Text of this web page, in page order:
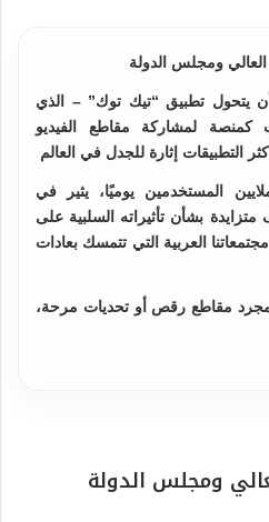
العالي ومجلس الدولة
يتحول تطبيق “تيك توك” – الذي
كمنصة لمشاركة مقاطع الفيديو
التطبيقات إثارة للجدل في العالم
المستخدمين يوميًا، يثير في
بشأن تأثيراته السلبية على
العربية التي تتمسك بعادات
مجرد مقاطع رقص أو تحديات مرحة،
ومجلس الدولة